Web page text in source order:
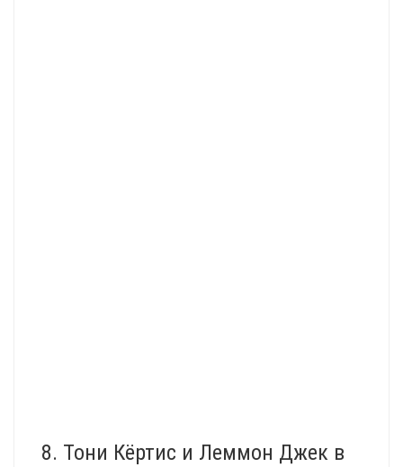
8. Тони Кёртис и Леммон Джек в